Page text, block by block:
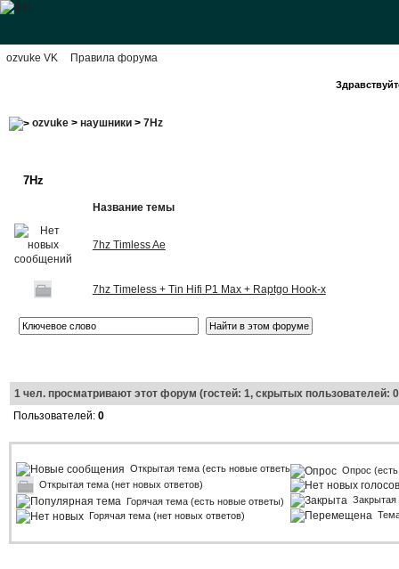
ozvuke VK Правила форума
ozvuke> наушники> 7Hz
7Hz
Название темы
7hz Timless Ae
7hz Timeless + Tin Hifi P1 Max + Raptgo Hook-x
1чел. просматривают этот форум (гостей: 1, скрытых пользователей:
Пользователей: 0
Открытая тема (есть новые ответы)
Открытая тема (нет новых ответов)
Горячая тема (есть новые ответы)
Горячая тема (нет новых ответов)
Опрос
Закрытая